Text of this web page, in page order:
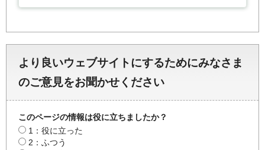
より良いウェブサイトにするためにみなさま
のご意見をお聞かせください
このページの情報は役に立ちましたか？
1：役に立った
2：ふつう